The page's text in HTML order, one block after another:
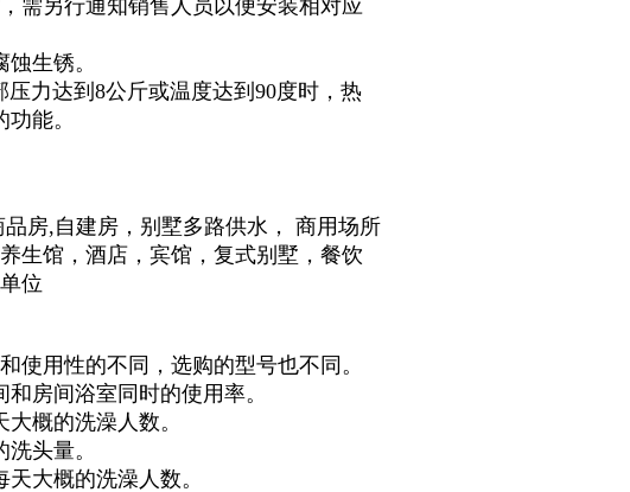
需另行通知销售人员以便安装相对应
生锈。
力达到8公斤或温度达到90度时，热
能。
品房,自建房 ， 别墅多路供水 ， 商用场所
养生馆，酒店，宾馆，复式别墅，餐饮
位
使用性的不同，选购的型号也不同。
房间浴室同时的使用率。
概的洗澡人数。
头量。
大概的洗澡人数。